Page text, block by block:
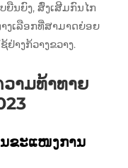
ນຍົງ, ສົ່ງເສີມກົນໄກ
ງເລືອກທີ່ສາມາດຍ່ອຍ
ຢ່າງກ້ວາງຂວາງ.
າມທ້າທາຍ
ຂະແໜງການ